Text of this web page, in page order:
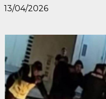
13/04/2026